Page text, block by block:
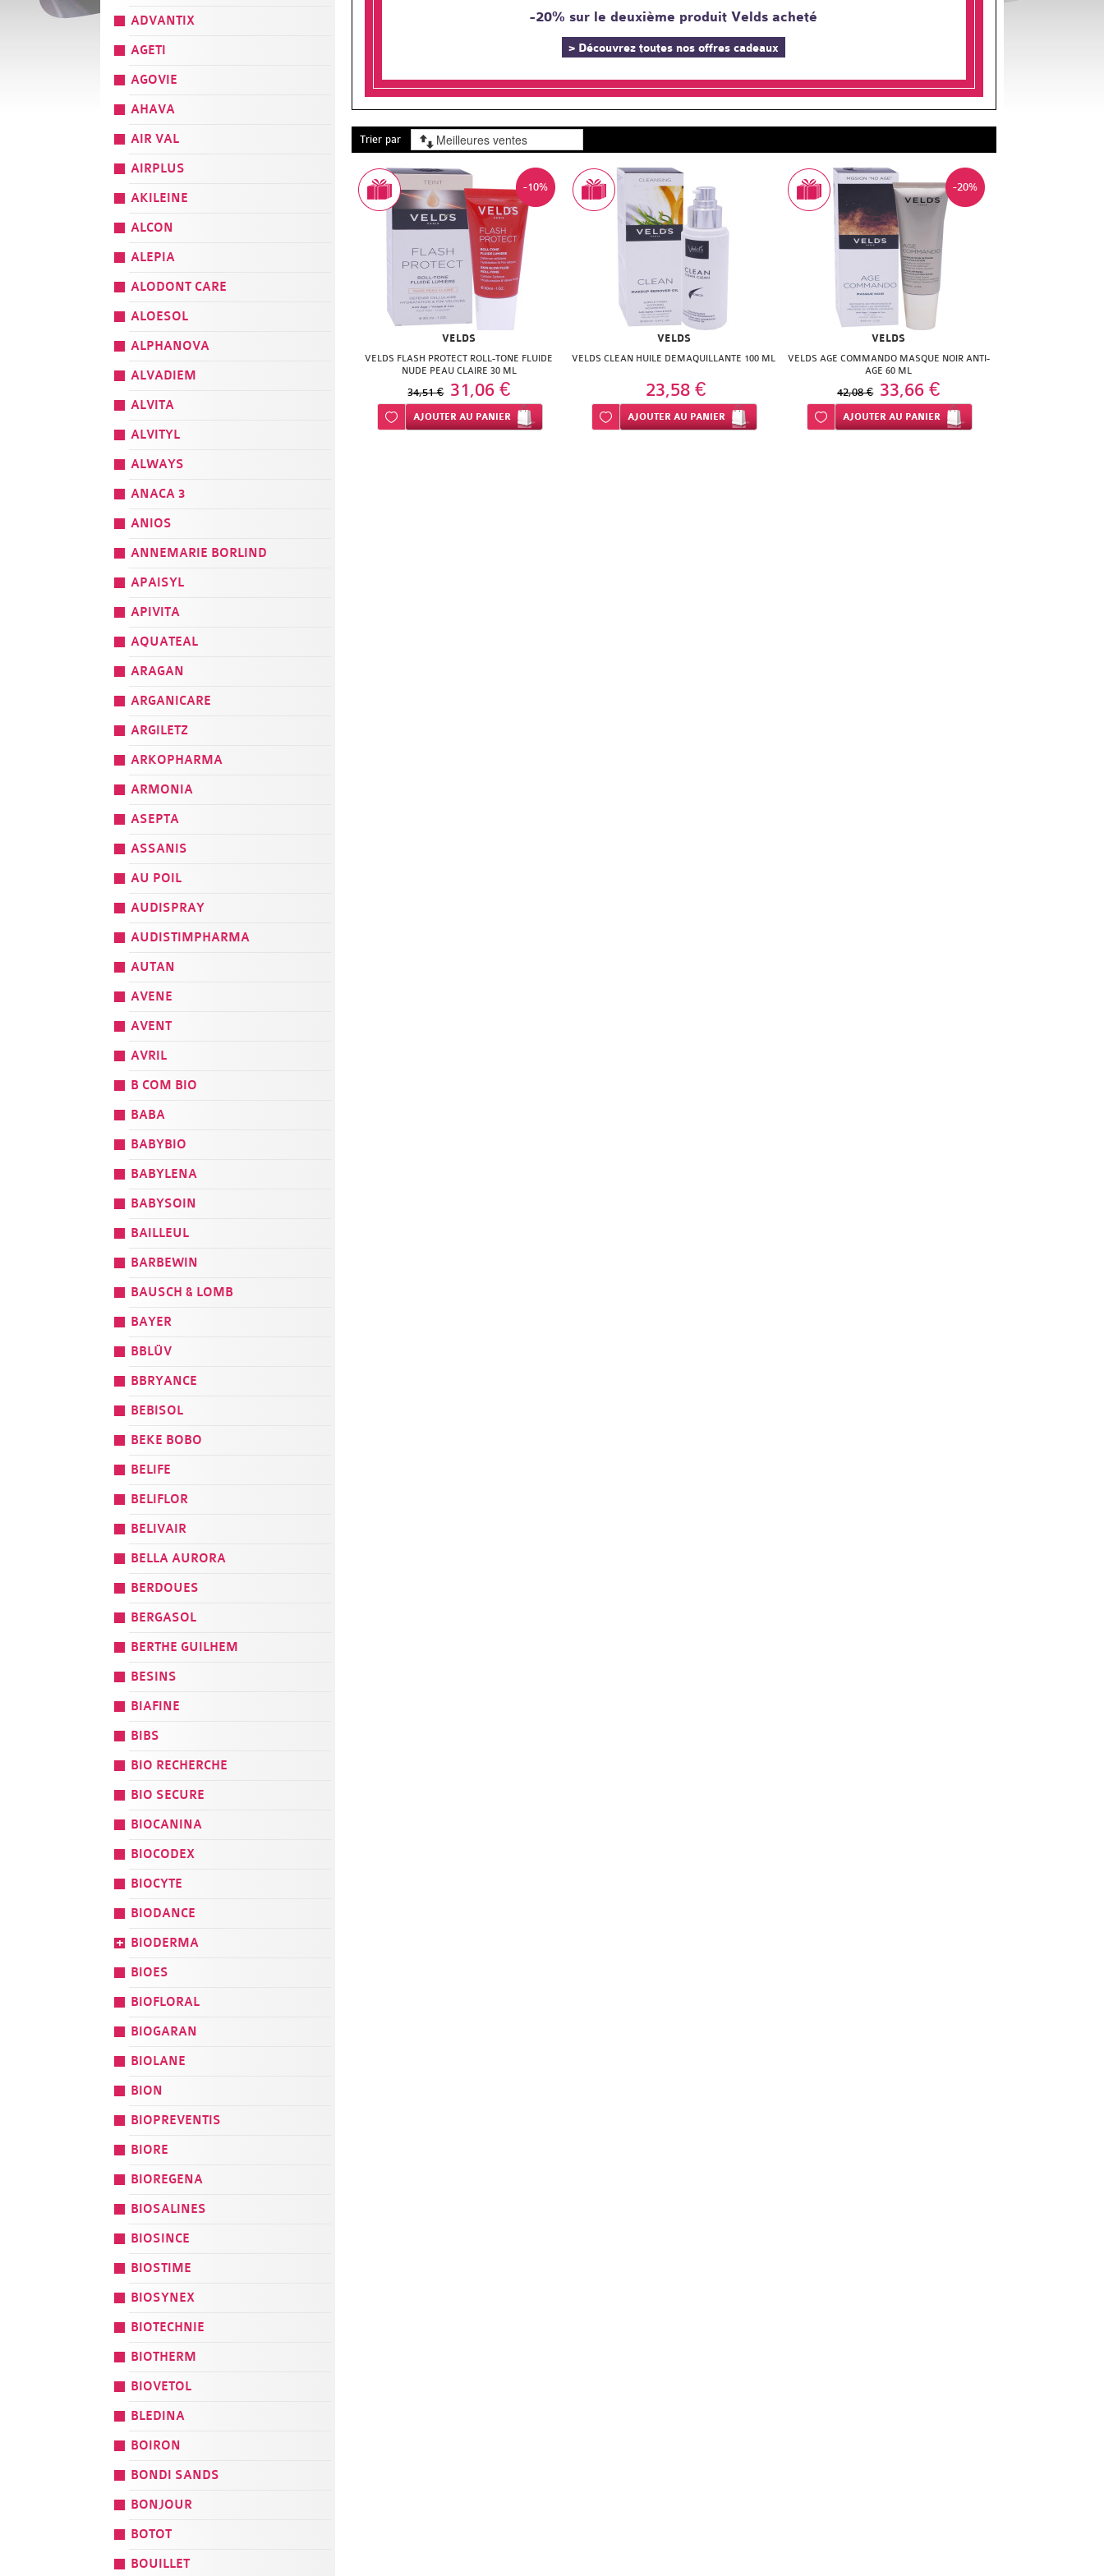
-20% sur le deuxième produit Velds acheté
> Découvrez toutes nos offres cadeaux
Trier par
-10%
VELDS
VELDS FLASH PROTECT ROLL-TONE FLUIDE
NUDE PEAU CLAIRE 30 ML
34,51 € 31,06 €
Ajouter à ma liste d’envie
AJOUTER AU PANIER
VELDS
VELDS CLEAN HUILE DEMAQUILLANTE 100 ML
23,58 €
Ajouter à ma liste d’envie
AJOUTERAU PANIER
-20%
VELDS
VELDS AGE COMMANDO MASQUE NOIR ANTI-
AGE 60 ML
42,08 € 33,66 €
Ajouter à ma liste d’envie
AJOUTER AU PANIER
ADVANTIX
AGETI
AGOVIE
AHAVA
AIR VAL
AIRPLUS
AKILEINE
ALCON
ALEPIA
ALODONT CARE
ALOESOL
ALPHANOVA
ALVADIEM
ALVITA
ALVITYL
ALWAYS
ANACA 3
ANIOS
ANNEMARIE BORLIND
APAISYL
APIVITA
AQUATEAL
ARAGAN
ARGANICARE
ARGILETZ
ARKOPHARMA
ARMONIA
ASEPTA
ASSANIS
AU POIL
AUDISPRAY
AUDISTIMPHARMA
AUTAN
AVENE
AVENT
AVRIL
B COM BIO
BABA
BABYBIO
BABYLENA
BABYSOIN
BAILLEUL
BARBEWIN
BAUSCH & LOMB
BAYER
BBLÜV
BBRYANCE
BEBISOL
BEKE BOBO
BELIFE
BELIFLOR
BELIVAIR
BELLA AURORA
BERDOUES
BERGASOL
BERTHE GUILHEM
BESINS
BIAFINE
BIBS
BIO RECHERCHE
BIO SECURE
BIOCANINA
BIOCODEX
BIOCYTE
BIODANCE
BIODERMA
BIOES
BIOFLORAL
BIOGARAN
BIOLANE
BION
BIOPREVENTIS
BIORE
BIOREGENA
BIOSALINES
BIOSINCE
BIOSTIME
BIOSYNEX
BIOTECHNIE
BIOTHERM
BIOVETOL
BLEDINA
BOIRON
BONDI SANDS
BONJOUR
BOTOT
BOUILLET